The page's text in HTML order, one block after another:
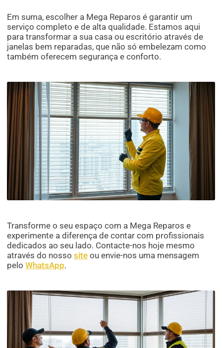
Em suma, escolher a Mega Reparos é garantir um
serviço completo e de alta qualidade. Estamos aqui
para transformar a sua casa ou escritório através de
janelas bem reparadas, que não só embelezam como
também oferecem segurança e conforto.
Transforme o seu espaço com a Mega Reparos e
experimente a diferença de contar com profissionais
dedicados ao seu lado. Contacte-nos hoje mesmo
através do nossosite ou envie-nos uma mensagem
peloWhatsApp.